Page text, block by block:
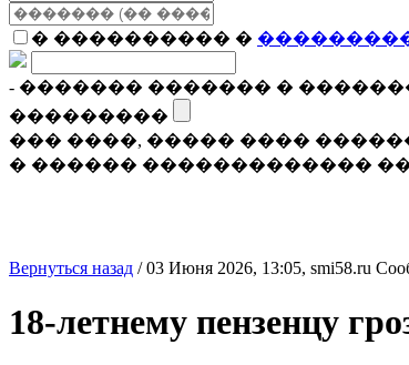
� ���������� �
- ������� ������� �
���������
��� ����, ����� ����
� ������ �������������
Вернуться назад /03 Июня 2026, 13:05, smi58.ru
18-летнему пензенцу